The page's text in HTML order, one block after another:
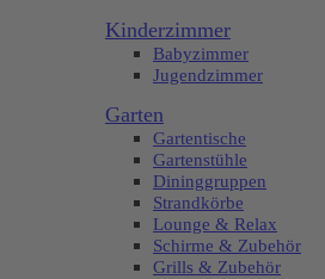
Kinderzimmer
Babyzimmer
Jugendzimmer
Garten
Gartentische
Gartenstühle
Dininggruppen
Strandkörbe
Lounge & Relax
Schirme & Zubehör
Grills & Zubehör